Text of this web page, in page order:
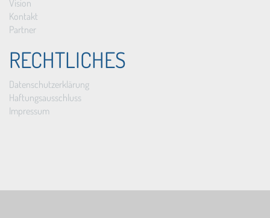
Vision
Kontakt
Partner
RECHTLICHES
Datenschutzerklärung
Haftungsausschluss
Impressum